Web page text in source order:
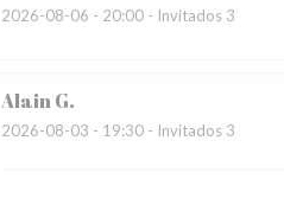
2026-08-06 - 20:00 - Invitados 3
AlainG
2026-08-03 - 19:30 - Invitados 3